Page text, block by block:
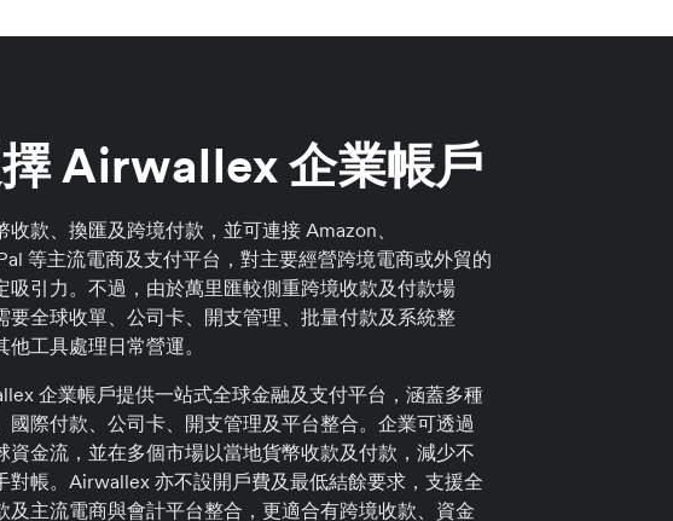
Airwallex 企業帳戶
收款、換匯及跨境付款，並可連接 Amazon、
等主流電商及支付平台，對主要經營跨境電商或外貿的
吸引力。不過，由於萬里匯較側重跨境收款及付款場
要全球收單、公司卡、開支管理、批量付款及系統整
工具處理日常營運。
企業帳戶提供一站式全球金融及支付平台，涵蓋多種
國際付款、公司卡、開支管理及平台整合。企業可透過
資金流，並在多個市場以當地貨幣收款及付款，減少不
對帳。Airwallex 亦不設開戶費及最低結餘要求，支援全
及主流電商與會計平台整合，更適合有跨境收款、資金